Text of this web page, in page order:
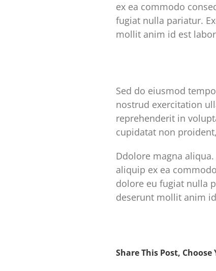
ex ea commodo
fugiat nulla pariatur.
mollit anim id est
Sed do eiusmod
nostrud exercitation
reprehenderit in
cupidatat non
Ddolore magna
aliquip ex ea
dolore eu fugiat nulla
deserunt mollit anim
Share This Post,